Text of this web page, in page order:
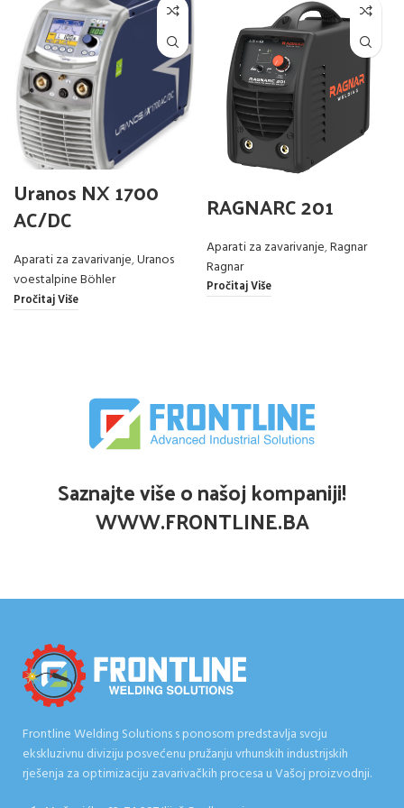
Uranos NX 1700
AC/DC
Aparati za zavarivanje,Uranos
voestalpine Böhler
Pročitaj Više
RAGNARC 201
Aparati za zavarivanje,Ragnar
Ragnar
Pročitaj Više
Saznajte više o našoj kompaniji!
WWW.FRONTLINE.BA
Frontline Welding Solutions s ponosom predstavlja svoju
ekskluzivnu diviziju posvećenu pružanju vrhunskih industrijskih
rješenja za optimizaciju zavarivačkih procesa u Vašoj proizvodnji.